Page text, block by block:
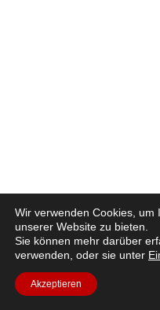
Wir verwenden Cookies, um
unserer Website zu bieten.
Sie können mehr darüber
verwenden, oder sie unter
Akzeptieren